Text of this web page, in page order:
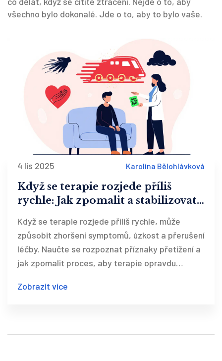
všechno bylo dokonalé. Jde o to, aby to bylo vaše.
4 lis 2025 Karolína Bělohlávková
Když se terapie rozjede příliš
rychle: Jak zpomalit a stabilizovat
Když se terapie rozjede příliš rychle, může
způsobit zhoršení symptomů, úzkost a přerušení
léčby. Naučte se rozpoznat příznaky přetížení a
jak zpomalit proces, aby terapie opravdu
Zobrazit více